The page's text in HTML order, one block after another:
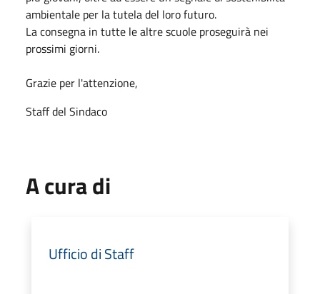
ambientale per la tutela del loro futuro.
La consegna in tutte le altre scuole proseguirà nei
prossimi giorni.
Grazie per l'attenzione,
Staff del Sindaco
A cura di
Ufficio di Staff